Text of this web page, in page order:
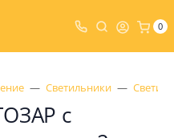
0
Светильники
с